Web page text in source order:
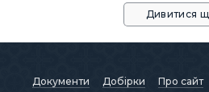
Дивитися
Документи Добірки Про сайт